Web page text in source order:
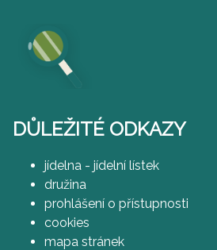
DŮLEŽITÉ ODKAZY
jídelna - jídelní lístek
družina
prohlášení o přístupnosti
cookies
mapa stránek